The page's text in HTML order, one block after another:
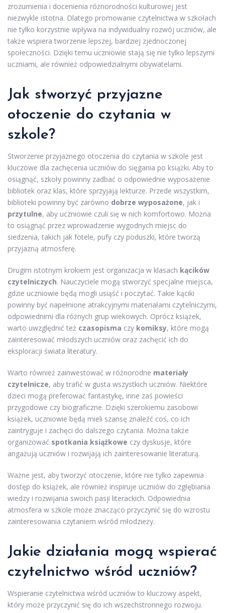
zrozumienia i docenienia różnorodności kulturowej jest
niezwykle istotna. Dlatego promowanie czytelnictwa w szkołach
nie tylko korzystnie wpływa na indywidualny rozwój uczniów, ale
także wspiera tworzenie lepszej, bardziej zjednoczonej
społeczności. Dzięki temu uczniowie stają się nie tylko lepszymi
uczniami, ale również odpowiedzialnymi obywatelami.
Jak stworzyć przyjazne
otoczenie do czytania w
szkole?
Stworzenie przyjaznego otoczenia do czytania w szkole jest
kluczowe dla zachęcenia uczniów do sięgania po książki. Aby to
osiągnąć, szkoły powinny zadbać o odpowiednie wyposażenie
bibliotek oraz klas, które sprzyjają lekturze. Przede wszystkim,
biblioteki powinny być zarówno dobrze wyposażone, jak i
przytulne, aby uczniowie czuli się w nich komfortowo. Można
to osiągnąć przez wprowadzenie wygodnych miejsc do
siedzenia, takich jak fotele, pufy czy poduszki, które tworzą
przyjazną atmosferę.
Drugim istotnym krokiem jest organizacja w klasach kącików
czytelniczych. Nauczyciele mogą stworzyć specjalne miejsca,
gdzie uczniowie będą mogli usiąść i poczytać. Takie kąciki
powinny być napełnione atrakcyjnymi materiałami czytelniczymi,
odpowiednimi dla różnych grup wiekowych. Oprócz książek,
warto uwzględnić też czasopisma czy komiksy, które mogą
zainteresować młodszych uczniów oraz zachęcić ich do
eksploracji świata literatury.
Warto również zainwestować w różnorodne materiały
czytelnicze, aby trafić w gusta wszystkich uczniów. Niektóre
dzieci mogą preferować fantastykę, inne zaś powieści
przygodowe czy biograficzne. Dzięki szerokiemu zasobowi
książek, uczniowie będą mieli szansę znaleźć coś, co ich
zaintryguje i zachęci do dalszego czytania. Można także
organizować spotkania książkowe czy dyskusje, które
angażują uczniów i rozwijają ich zainteresowanie literaturą.
Ważne jest, aby tworzyć otoczenie, które nie tylko zapewnia
dostęp do książek, ale również inspiruje uczniów do zgłębiania
wiedzy i rozwijania swoich pasji literackich. Odpowiednia
atmosfera w szkole może znacząco przyczynić się do wzrostu
zainteresowania czytaniem wśród młodzieży.
Jakie działania mogą wspierać
czytelnictwo wśród uczniów?
Wspieranie czytelnictwa wśród uczniów to kluczowy aspekt,
który może przyczynić się do ich wszechstronnego rozwoju.